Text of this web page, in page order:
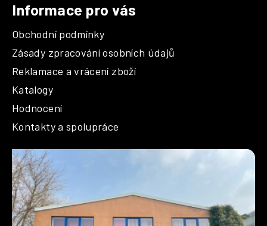
Informace pro vás
Obchodní podmínky
Zásady zpracování osobních údajů
Reklamace a vrácení zboží
Katalogy
Hodnocení
Kontakty a spolupráce